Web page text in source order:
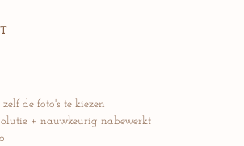
de foto's te kiezen
+ nauwkeurig nabewerkt